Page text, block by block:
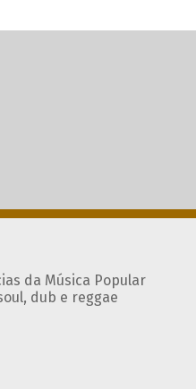
da Música Popular
dub e reggae